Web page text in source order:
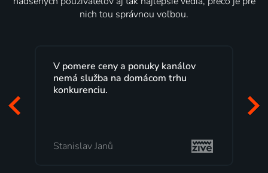
nich tou správnou voľbou.
V pomere ceny a ponuky kanálov
nemá služba na domácom trhu
konkurenciu.
Stanislav Janů